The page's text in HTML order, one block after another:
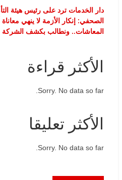
دار الخدمات ترد على رئيس هيئة
الصحفي: إنكار الأزمة لا ينهي
المعاشات.. ونطالب بكشف الشركة
الأكثر قراءة
Sorry. No data so far.
الأكثر تعليقا
Sorry. No data so far.